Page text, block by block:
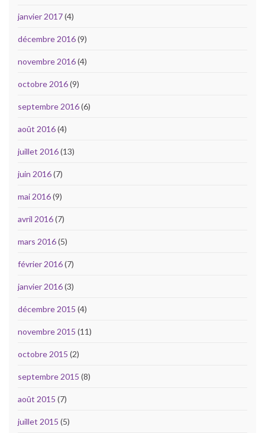
janvier 2017(4)
décembre 2016(9)
novembre 2016(4)
octobre 2016(9)
septembre 2016(6)
août 2016(4)
juillet 2016(13)
juin 2016(7)
mai 2016(9)
avril 2016(7)
mars 2016(5)
février 2016(7)
janvier 2016(3)
décembre 2015 (4)
novembre 2015 (11)
octobre 2015 (2)
septembre 2015 (8)
août 2015 (7)
juillet 2015 (5)